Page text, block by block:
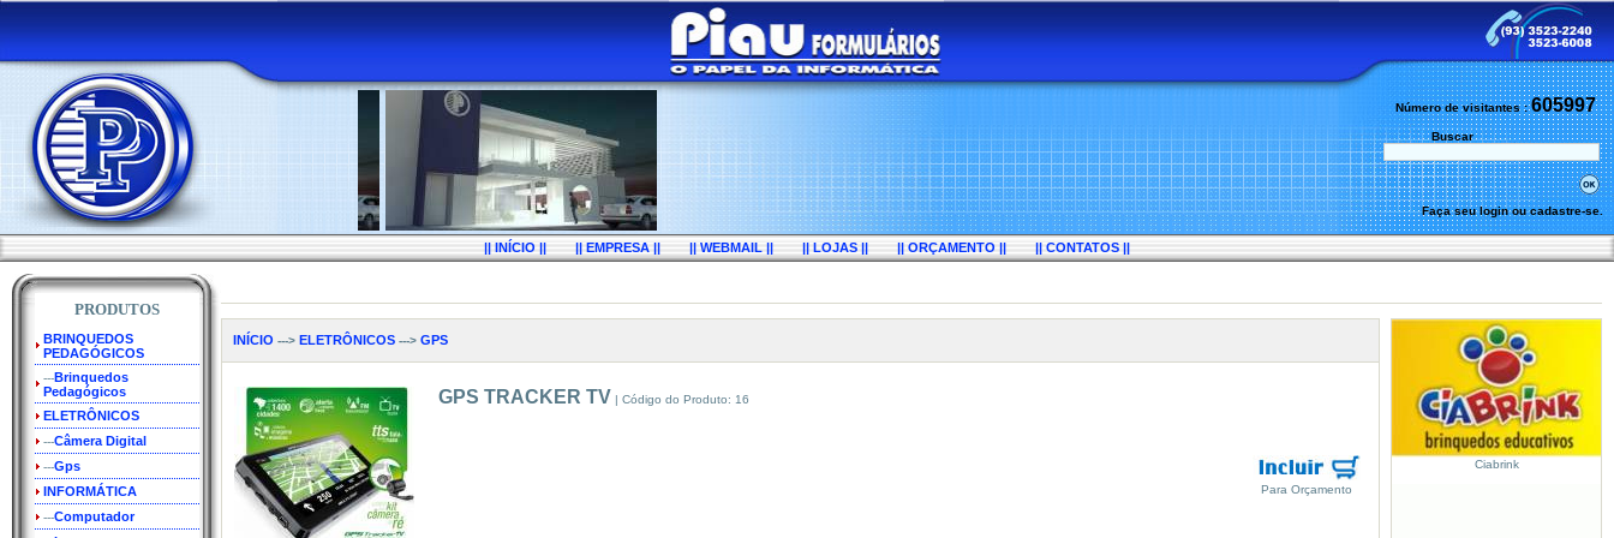
Número de visitantes :605997
Buscar
Faça seu login ou cadastre-se.
|| INÍCIO || || EMPRESA || || WEBMAIL || || LOJAS || || ORÇAMENTO || || CONTATOS ||
PRODUTOS
BRINQUEDOS
PEDAGÓGICOS
---Brinquedos
Pedagógicos
ELETRÔNICOS
---Câmera Digital
---Gps
INFORMÁTICA
---Computador
INÍCIO ---> ELETRÔNICOS ---> GPS
GPS TRACKER TV | Código do Produto: 16
Para Orçamento
Ciabrink